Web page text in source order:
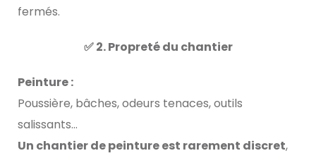
fermés.
✅ 2. Propreté du chantier
Peinture :
Poussière, bâches, odeurs tenaces, outils
salissants…
Un chantier de peinture est rarement discret,